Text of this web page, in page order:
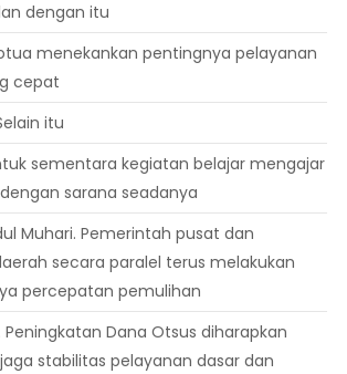
dengan itu
menekankan pentingnya pelayanan
cepat
itu
sementara kegiatan belajar mengajar
sarana seadanya
Muhari. Pemerintah pusat dan
secara paralel terus melakukan
percepatan pemulihan
Dana Otsus diharapkan
stabilitas pelayanan dasar dan